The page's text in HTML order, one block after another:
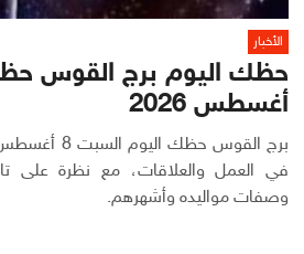
الأخبار
أغسطس 2026
في العمل والعلاقات، مع نظرة على
وصفات مواليده وأشهرهم.